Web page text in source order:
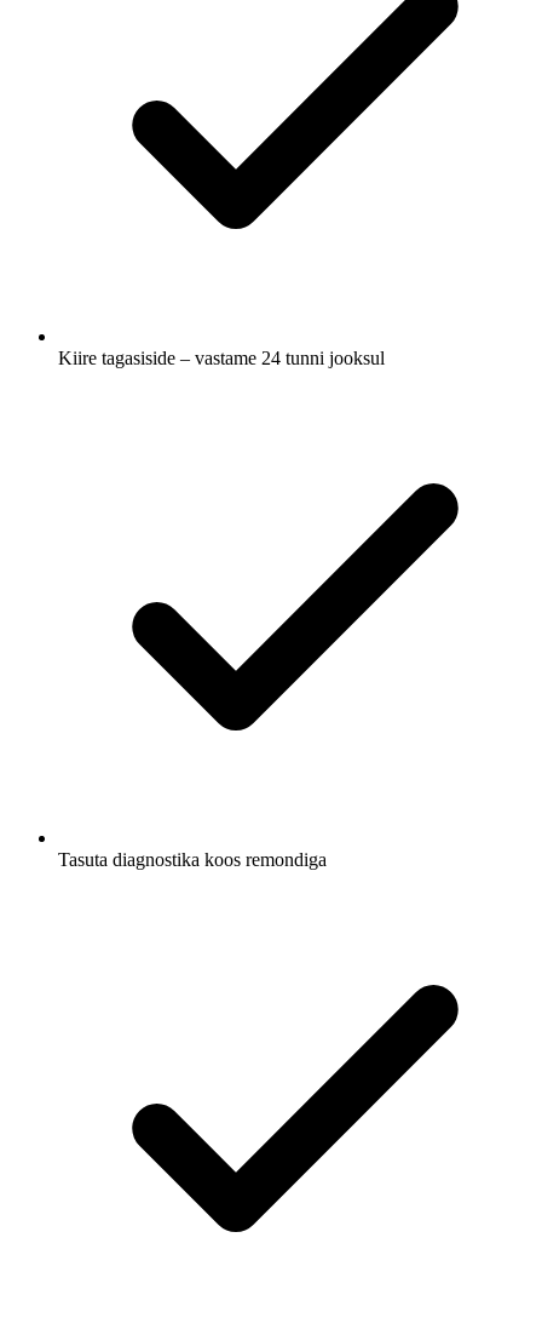
Kiire tagasiside – vastame 24 tunni jooksul
Tasuta diagnostika koos remondiga